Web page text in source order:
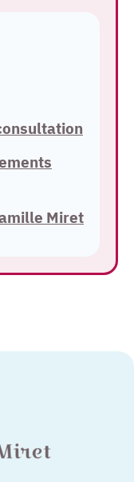
Miret